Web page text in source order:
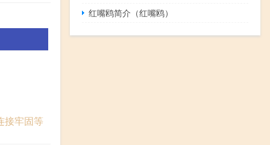
接牢固等
红嘴鸥简介（红嘴鸥）